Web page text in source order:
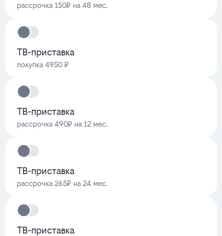
рассрочка 150₽ на 48 мес.
ТВ-приставка
покупка 4950 ₽
ТВ-приставка
рассрочка 490₽ на 12 мес.
ТВ-приставка
рассрочка 265₽ на 24 мес.
ТВ-приставка